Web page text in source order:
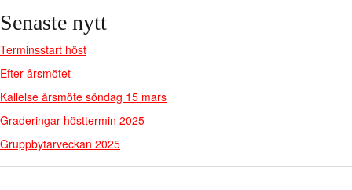
Senaste nytt
Terminsstart höst
Efter årsmötet
Kallelse årsmöte söndag 15 mars
Graderingar hösttermin 2025
Gruppbytarveckan 2025